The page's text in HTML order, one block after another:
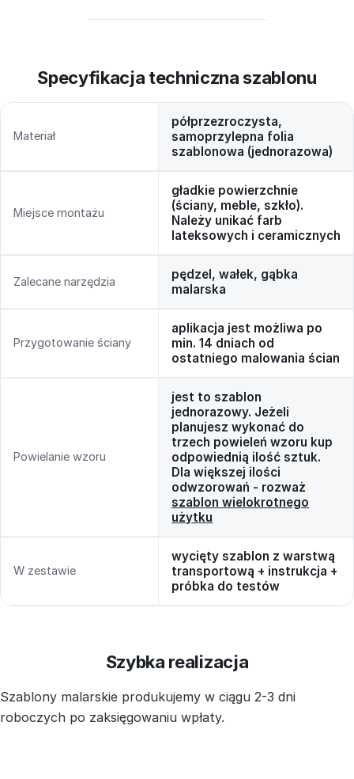
Specyfikacja techniczna szablonu
Materiał
półprzezroczysta,
samoprzylepna folia
szablonowa (jednorazowa)
Miejsce montażu
gładkie powierzchnie
(ściany, meble, szkło).
Należy unikać farb
lateksowych i ceramicznych
Zalecane narzędzia
pędzel, wałek, gąbka
malarska
Przygotowanie ściany
aplikacja jest możliwa po
min. 14 dniach od
ostatniego malowania ścian
Powielanie wzoru
jest to szablon
jednorazowy. Jeżeli
planujesz wykonać do
trzech powieleń wzoru kup
odpowiednią ilość sztuk.
Dla większej ilości
odwzorowań - rozważ
szablon wielokrotnego
użytku
W zestawie
wycięty szablon z warstwą
transportową + instrukcja +
próbka do testów
Szybka realizacja
Szablony malarskie produkujemy w ciągu 2-3 dni
roboczych po zaksięgowaniu wpłaty.